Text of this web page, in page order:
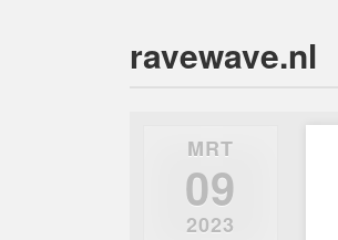
ravewave.nl
MRT
09
2023